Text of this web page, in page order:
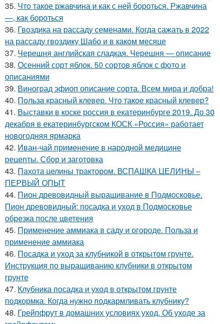
35. Что такое ржавчина и как с ней бороться. Ржавчина
—, как бороться
36. Гвоздика на рассаду семенами. Когда сажать в 2022
на рассаду гвоздику Шабо и в каком месяце
37. Черешня английская сладкая. Черешня — описание
38. Осенний сорт яблок. 50 сортов яблок с фото и
описаниями
39. Виноград эфиоп описание сорта. Всем мира и добра!
40. Польза красный клевер. Что такое красный клевер?
41. Выставки в коске россия в екатеринбурге 2019. До 30
декабря в екатеринбургском КОСК «Россия» работает
новогодняя ярмарка
42. Иван-чай применение в народной медицине
рецепты. Сбор и заготовка
43. Пахота целины трактором. ВСПАШКА ЦЕЛИНЫ –
ПЕРВЫЙ ОПЫТ
44. Пион древовидный выращивание в Подмосковье.
Пион древовидный: посадка и уход в Подмосковье
обрезка после цветения
45. Применение аммиака в саду и огороде. Польза и
применение аммиака
46. Посадка и уход за клубникой в открытом грунте.
Инструкция по выращиванию клубники в открытом
грунте
47. Клубника посадка и уход в открытом грунте
подкормка. Когда нужно подкармливать клубнику?
48. Грейпфрут в домашних условиях уход. Об уходе за